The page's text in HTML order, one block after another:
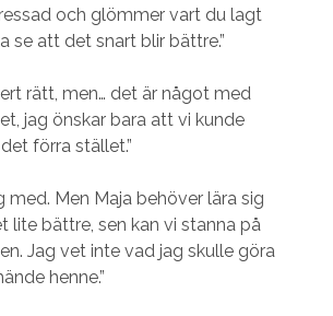
och glömmer vart du lagt
se att det snart blir bättre.”
rätt, men… det är något med
jag önskar bara att vi kunde
förra stället.”
med. Men Maja behöver lära sig
lite bättre, sen kan vi stanna på
Jag vet inte vad jag skulle göra
henne.”